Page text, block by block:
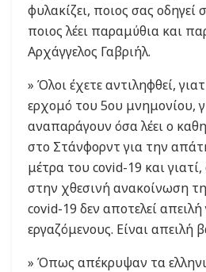
φυλακίζει, ποιος σας οδηγεί
ποιος λέει παραμύθια και
Αρχάγγελος Γαβριήλ.
» Όλοι έχετε αντιληφθεί,
ερχομό του 5ου μνημονίου,
αναπαράγουν όσα λέει ο
στο Στάνφορντ για την
μέτρα του covid-19 και
στην χθεσινή ανακοίνωση
covid-19 δεν αποτελεί απειλή
εργαζόμενους. Είναι απειλή
» Όπως απέκρυψαν τα